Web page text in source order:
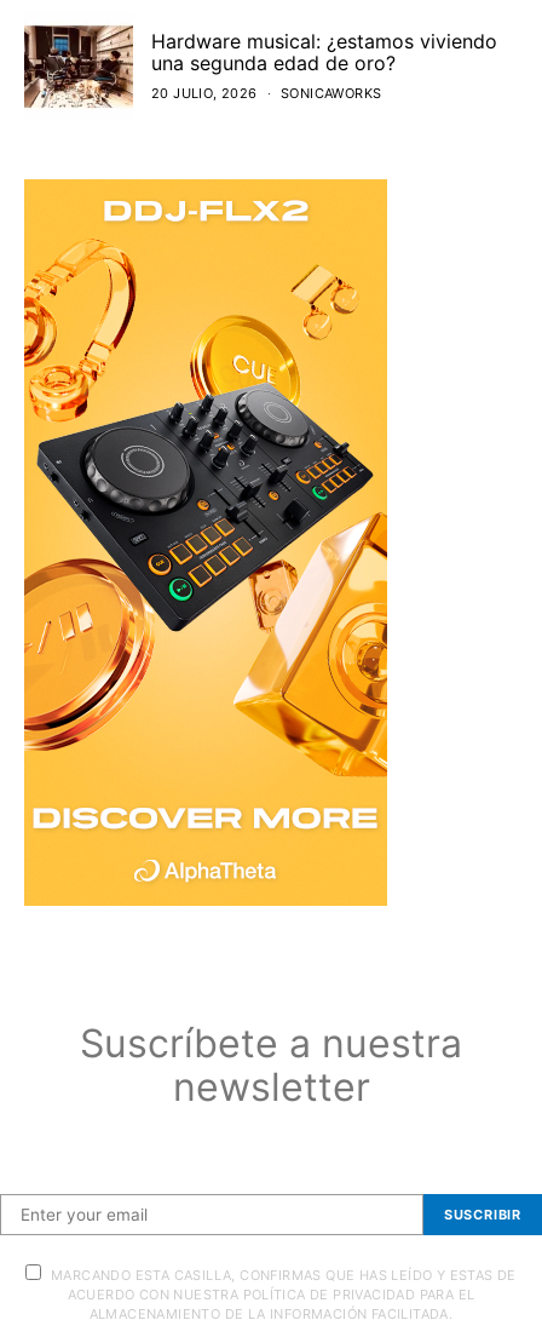
Hardware musical: ¿estamos viviendo
una segunda edad de oro?
20 JULIO, 2026 SONICAWORKS
Suscríbete a nuestra
newsletter
SUSCRIBIR
MARCANDO ESTA CASILLA, CONFIRMAS QUE HAS LEÍDO Y ESTAS DE
ACUERDO CON NUESTRA POLÍTICA DE PRIVACIDAD PARA EL
ALMACENAMIENTO DE LA INFORMACIÓN FACILITADA.